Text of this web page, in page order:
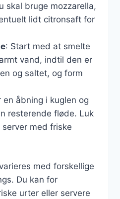
skal bruge mozzarella,
lidt citronsaft for
: Start med at smelte
vand, indtil den er
og saltet, og form
åbning i kuglen og
resterende fløde. Luk
med friske
med forskellige
Du kan for
urter eller servere